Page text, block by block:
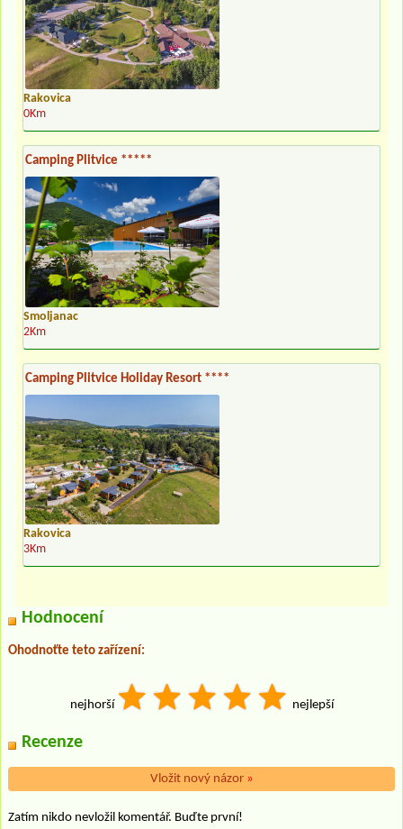
Rakovica
0Km
Camping Plitvice *****
Smoljanac
2Km
Camping Plitvice Holiday Resort ****
Rakovica
3Km
Hodnocení
Ohodnoťte teto zařízení:
nejhorší nejlepší
Recenze
Vložit nový názor »
Zatím nikdo nevložil komentář. Buďte první!